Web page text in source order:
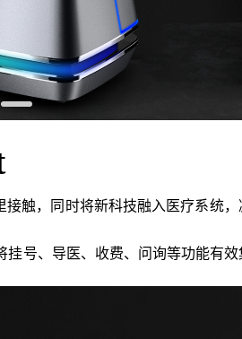
触，同时将新科技融入医疗系统
号、导医、收费、问询等功能有